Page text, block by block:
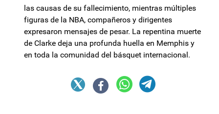
las causas de su fallecimiento, mientras múltiples
figuras de la NBA, compañeros y dirigentes
expresaron mensajes de pesar. La repentina muerte
de Clarke deja una profunda huella en Memphis y
en toda la comunidad del básquet internacional.